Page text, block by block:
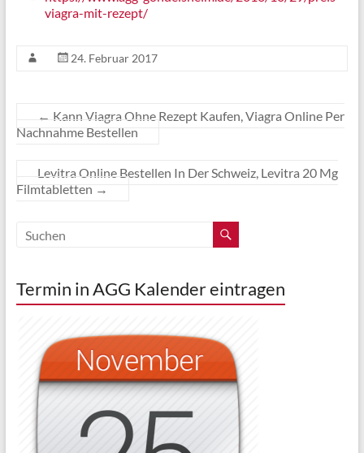
viagra-mit-rezept/
24. Februar 2017
← Kann Viagra Ohne Rezept Kaufen, Viagra Online Per
Nachnahme Bestellen
Levitra Online Bestellen In Der Schweiz, Levitra 20 Mg
Filmtabletten →
Termin in AGG Kalender eintragen